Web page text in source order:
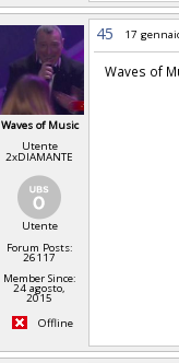
Waves of Music
Utente
2xDIAMANTE
Utente
Forum Posts:
26117
Member Since:
24 agosto,
2015
Offline
45 17
Waves of